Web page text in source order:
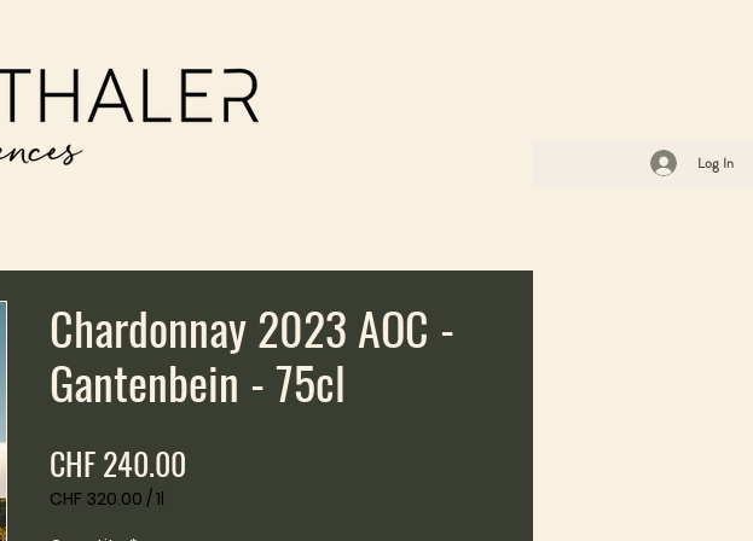
Log In
Chardonnay 2023 AOC -
Gantenbein - 75cl
CHF 240.00
CHF 320.00 /1l